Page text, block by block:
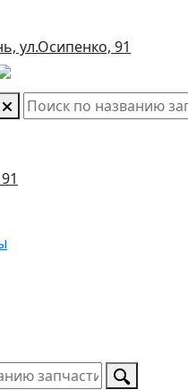
ул.Осипенко, 91